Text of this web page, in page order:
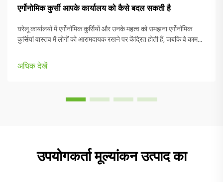
एर्गोनोमिक कुर्सी आपके कार्यालय को कैसे बदल सकती है
घरेलू कार्यालयों में एर्गोनॉमिक कुर्सियों और उनके महत्व को समझना एर्गोनॉमिक
कुर्सियां वास्तव में लोगों को आरामदायक रखने पर केंद्रित होती हैं, जबकि वे काम
अधिकांश मॉडलों में आते हैं...
अधिक देखें
उपयोगकर्ता मूल्यांकन उत्पाद का